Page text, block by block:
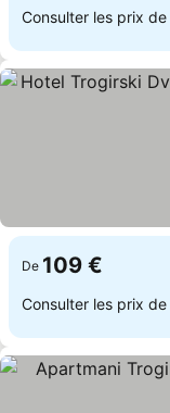
Consulter les prix de
De 109 €
Consulter les prix de